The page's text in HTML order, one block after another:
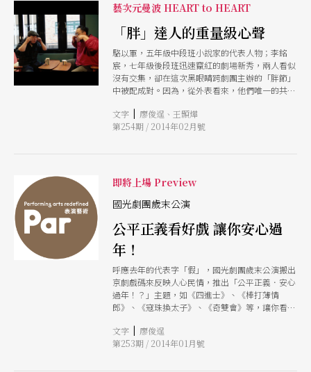
藝次元曼波 HEART to HEART
「胖」達人的重量級心聲
駱以軍，五年級中段班小說家的代表人物；李銘
宸，七年級後段班迅速竄紅的劇場新秀，兩人看似
沒有交集，卻在這次黑眼睛跨劇團主辦的「胖節」
中被配成對。因為，從外表看來，他們唯一的共同
美」成為主流審美標準。相對地，胖子的生存空間
備受排擠。然而，我們不禁想問，胖，到底是個人
兩位有什麼不為人知的辛酸血淚，要跟我們分享？
他們如何把「胖」轉化為創作的素材，發展出「胖
美學」？ 且讓我們來聽聽，他們的重量級心聲。
文字 | 廖俊逞、王顥燁
第254期 / 2014年02月號
即將上場 Preview
國光劇團歲末公演
公平正義看好戲 讓你安心過
年！
呼應去年的代表字「假」，國光劇團歲末公演搬出
京劇戲碼來反映人心民情，推出「公平正義．安心
過年！？」主題，如《四進士》、《棒打薄情
郎》、《寇珠換太子》、《奇雙會》等，讓你看老
戒！
文字 | 廖俊逞
第253期 / 2014年01月號